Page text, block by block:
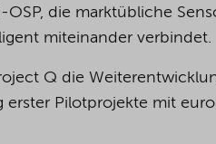
die marktübliche
miteinander verbindet.
Q die
erster Pilotprojekte mit